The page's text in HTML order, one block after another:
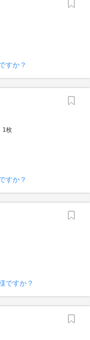
すか？
1枚
すか？
ですか？